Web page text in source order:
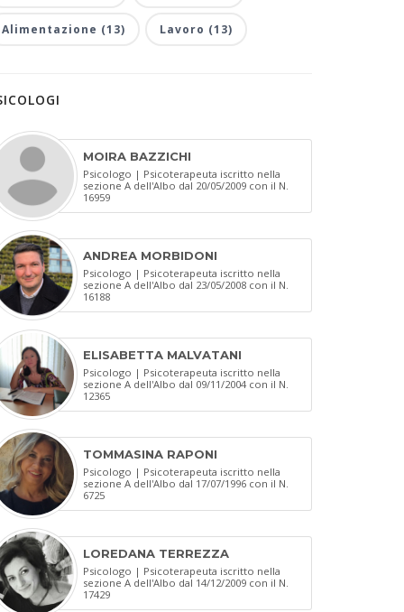
Alimentazione (13) Lavoro (13)
MOIRA BAZZICHI
Psicologo | Psicoterapeuta iscritto nella
sezione A dell'Albo dal 20/05/2009 con il N.
16959
ANDREA MORBIDONI
Psicologo | Psicoterapeuta iscritto nella
sezione A dell'Albo dal 23/05/2008 con il N.
16188
ELISABETTA MALVATANI
Psicologo | Psicoterapeuta iscritto nella
sezione A dell'Albo dal 09/11/2004 con il N.
12365
TOMMASINA RAPONI
Psicologo | Psicoterapeuta iscritto nella
sezione A dell'Albo dal 17/07/1996 con il N.
6725
LOREDANA TERREZZA
Psicologo | Psicoterapeuta iscritto nella
sezione A dell'Albo dal 14/12/2009 con il N.
17429